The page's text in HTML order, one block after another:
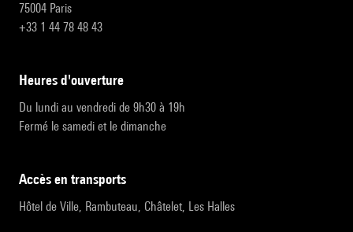
75004 Paris
+33 1 44 78 48 43
heures d'ouverture
Du lundi au vendredi de 9h30 à 19h
Fermé le samedi et le dimanche
accès en transports
Hôtel de Ville, Rambuteau, Châtelet, Les Halles